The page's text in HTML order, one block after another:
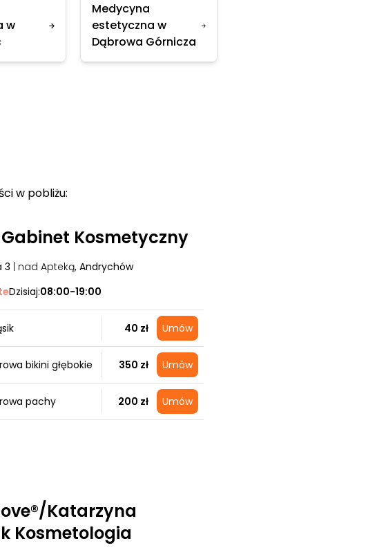
w
Medycyna
estetyczna w
Dąbrowa Górnicza
w pobliżu:
Gabinet Kosmetyczny
3 | nad Apteką, Andrychów
Dzisiaj:08:00-19:00
40 zł Umów
bikini głębokie 350 zł Umów
pachy 200 zł Umów
Katarzyna
Kosmetologia